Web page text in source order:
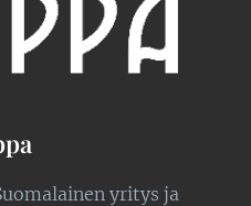
yritys ja